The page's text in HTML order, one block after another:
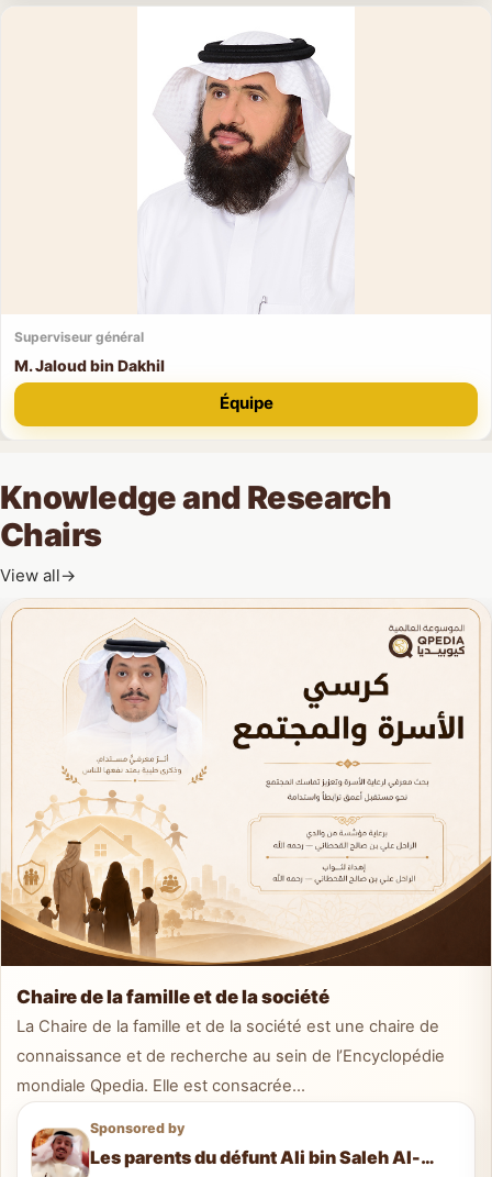
Superviseur général
M. Jaloud bin Dakhil
Équipe
Knowledge and Research
Chairs
View all→
Chaire de la famille et de la société
La Chaire de la famille et de la société est une chaire de
connaissance et de recherche au sein de l’Encyclopédie
mondiale Qpedia. Elle est consacrée...
Sponsored by
Les parents du défunt Ali bin Saleh Al-